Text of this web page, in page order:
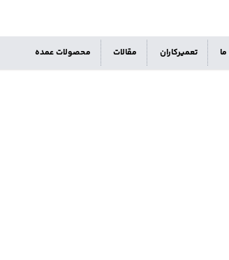
تعمیرکاران مقالات محصولات عمده